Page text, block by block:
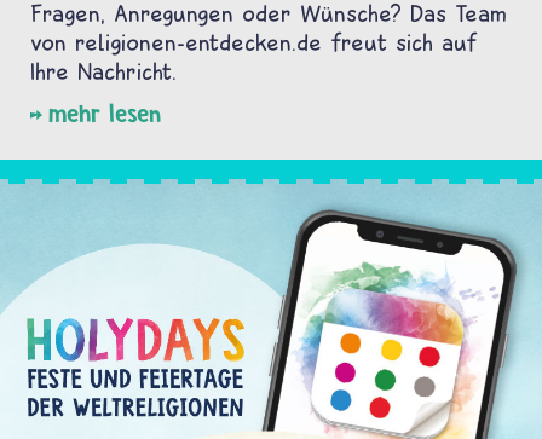
Fragen, Anregungen oder Wünsche? Das Team
von religionen-entdecken.de freut sich auf
Ihre Nachricht.
mehr lesen